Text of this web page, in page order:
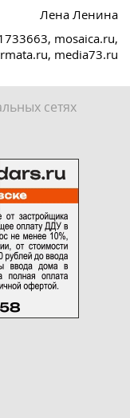
Лена Ленина
mosaica.ru,
media73.ru
сетях